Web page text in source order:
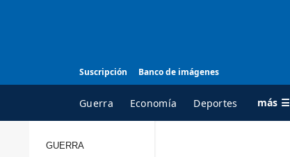
Suscripción Banco de imágenes
Guerra Economía Deportes más ☰
GUERRA